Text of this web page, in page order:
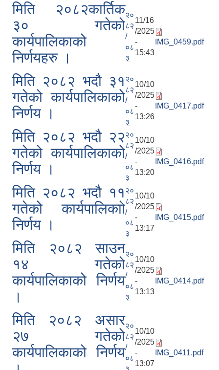
मिति २०८२कार्तिक
३० गतेको
कार्यपालिकाको
निर्णयहरु ।
२०
८२
/
०८
३
11/16
/2025
-
15:43
IMG_0459.pdf
मिति २०८२ भदौ ३१
गतेको कार्यपालिकाको
निर्णय ।
२०
८२
/
०८
३
10/10
/2025
-
13:26
IMG_0417.pdf
मिति २०८२ भदौ २२
गतेको कार्यपालिकाको
निर्णय ।
२०
८२
/
०८
३
10/10
/2025
-
13:20
IMG_0416.pdf
मिति २०८२ भदौ ११
गतेको कार्यपालिकाो
निर्णय ।
२०
८२
/
०८
३
10/10
/2025
-
13:17
IMG_0415.pdf
मिति २०८२ साउन
१४ गतेको
कार्यपालिकाको निर्णय
।
२०
८२
/
०८
३
10/10
/2025
-
13:13
IMG_0414.pdf
मिति २०८२ असार
२७ गतेको
कार्यपालिकाको निर्णय
२०
८२
/
०८
10/10
/2025
-
13:07
IMG_0411.pdf